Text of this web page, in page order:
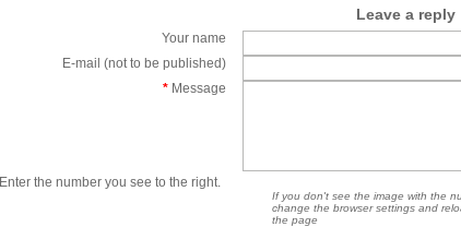
Leave a reply
Your name
E-mail (not to be published)
* Message
Enter the number you see to the right.
If you don't see the image with the
change the browser settings and
the page